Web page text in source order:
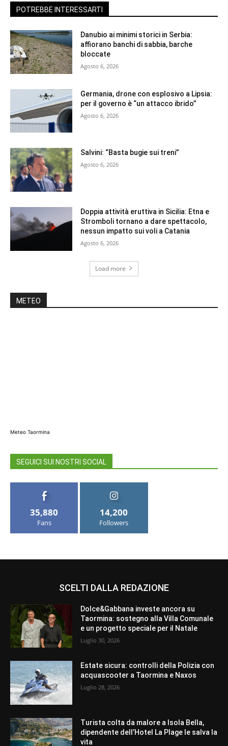
POTREBBE INTERESSARTI
Danubio ai minimi storici in Serbia:
affiorano banchi di sabbia, barche
bloccate
Agosto 6, 2026
Germania, drone con esplosivo a Lipsia:
per il governo è “un attacco ibrido”
Agosto 6, 2026
Salvini: “Basta bugie sui treni”
Agosto 6, 2026
Doppia attività eruttiva in Sicilia: Etna e
Stromboli tornano a dare spettacolo,
nessun impatto sui voli a Catania
Agosto 6, 2026
Load more
METEO
Meteo Taormina
SEGUICI SUI NOSTRI SOCIAL
35,880
Fans
14,200
Followers
SCELTI DALLA REDAZIONE
Dolce&Gabbana investe ancora su
Taormina: sostegno alla Villa Comunale
e un progetto speciale per il Natale
Luglio 30, 2026
Estate sicura: controlli della Polizia con
acquascooter a Taormina e Naxos
Luglio 28, 2026
Turista colta da malore a Isola Bella,
dipendente dell’Hotel La Plage le salva la
vita